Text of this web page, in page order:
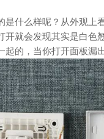
是什么样呢？从外观上
开就会发现其实是白色
起的，当你打开面板漏